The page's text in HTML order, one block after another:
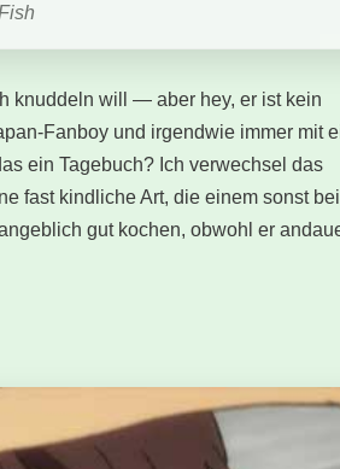
knuddeln will — aber hey, er ist kein
Fanboy und irgendwie immer mit
ein Tagebuch? Ich verwechsel das
fast kindliche Art, die einem sonst bei
gut kochen, obwohl er